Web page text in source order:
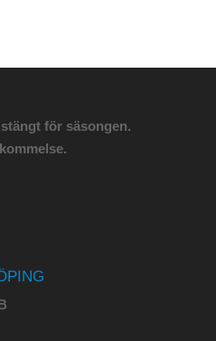
för säsongen.